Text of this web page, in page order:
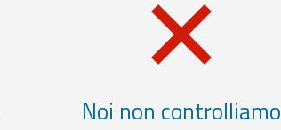
Noi non controlliamo